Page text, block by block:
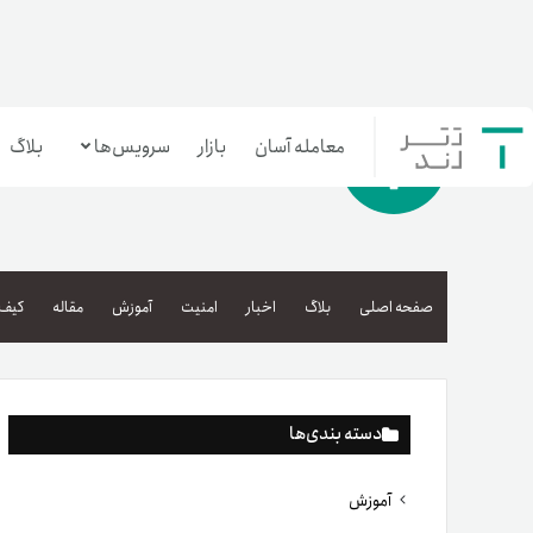
معامله آسان بازار سرویس‌ها
بازار تترلند
سرمایه‌گذاری آسان
بلاگ
صفحه اصلی بلاگ اخبار امنیت آموزش مقاله
دسته بندی‌ها
آموزش